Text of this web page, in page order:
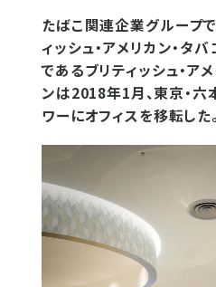
たばこ関連企業グループ
ィッシュ・アメリカン・タ
であるブリティッシュ・ア
ンは2018年1月、東京・六
ワーにオフィスを移転した。